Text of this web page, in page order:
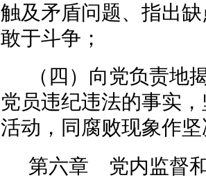
触及矛盾问题、指出
敢于斗争；
（四）向党负责地
党员违纪违法的事实
活动，同腐败现象作
第六章 党内监督